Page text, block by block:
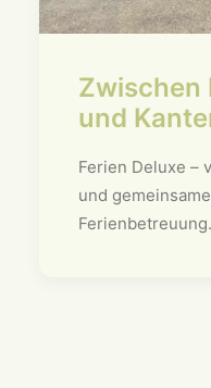
Zwischen
und
Ferien Deluxe –
und